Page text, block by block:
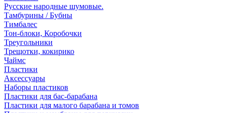
Русские народные шумовые.
Тамбурины / Бубны
Тимбалес
Тон-блоки, Коробочки
Треугольники
Трещотки, кокирико
Чаймс
Пластики
Аксессуары
Наборы пластиков
Пластики для бас-барабана
Пластики для малого барабана и томов